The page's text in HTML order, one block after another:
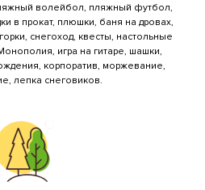
до 10
и прокат
маленькая/средняя/
волейбол, пляжный футбол,
в прокат, плюшки, баня на дровах,
снегоход, квесты, настольные
игра на гитаре, шашки,
корпоратив, моржевание,
лепка снеговиков.